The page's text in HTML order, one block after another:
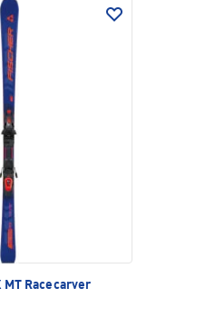
MT Racecarver